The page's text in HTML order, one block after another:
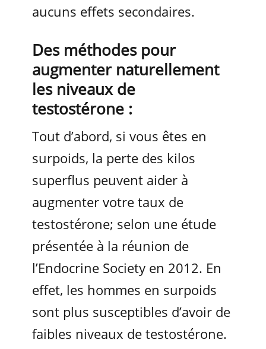
aucuns effets secondaires.
Des méthodes pour
augmenter naturellement
les niveaux de
testostérone :
Tout d’abord, si vous êtes en
surpoids, la perte des kilos
superflus peuvent aider à
augmenter votre taux de
testostérone; selon une étude
présentée à la réunion de
l’Endocrine Society en 2012. En
effet, les hommes en surpoids
sont plus susceptibles d’avoir de
faibles niveaux de testostérone.